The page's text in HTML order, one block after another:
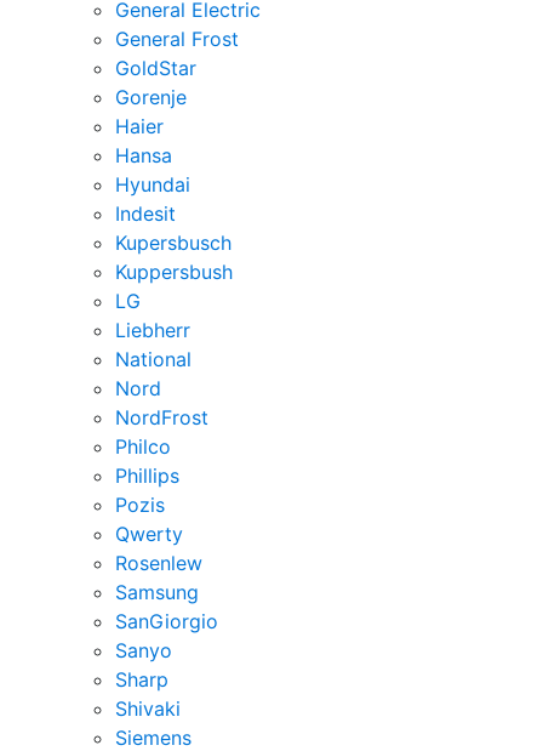
General Electric
General Frost
GoldStar
Gorenje
Haier
Hansa
Hyundai
Indesit
Kupersbusch
Kuppersbush
LG
Liebherr
National
Nord
NordFrost
Philco
Phillips
Pozis
Qwerty
Rosenlew
Samsung
SanGiorgio
Sanyo
Sharp
Shivaki
Siemens